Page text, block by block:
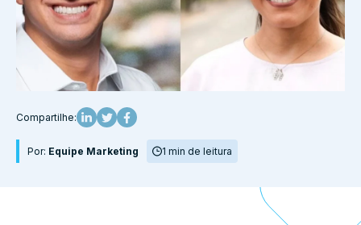
Compartilhe:
Por: Equipe Marketing 1 min de leitura